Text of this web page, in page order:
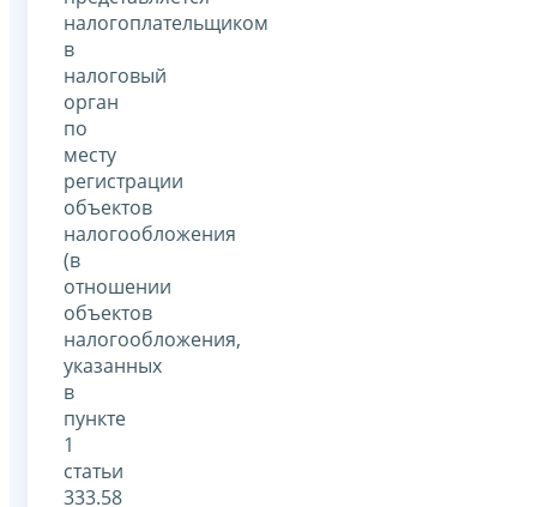
налогоплательщиком
в
налоговый
орган
по
месту
регистрации
объектов
налогообложения
(в
отношении
объектов
налогообложения,
указанных
в
пункте
1
статьи
333.58